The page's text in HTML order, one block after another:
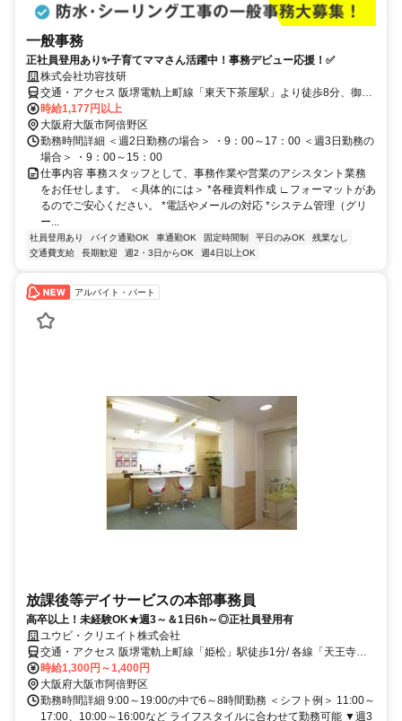
一般事務
正社員登用あり✨子育てママさん活躍中！事務デビュー応援！✅
株式会社功容技研
交通・アクセス 阪堺電軌上町線「東天下茶屋駅」より徒歩8分、御堂
筋線「昭和町駅」より徒歩20分、各線「天下茶屋駅」より徒歩15
分、各線「天王寺駅」より徒歩25分＊バイク通勤・自転車通勤OK
時給1,177円以上
大阪府大阪市阿倍野区
勤務時間詳細 ＜週2日勤務の場合＞ ・9：00～17：00 ＜週3日勤務の
場合＞ ・9：00～15：00
仕事内容 事務スタッフとして、事務作業や営業のアシスタント業務
をお任せします。 ＜具体的には＞ *各種資料作成 ∟フォーマットがあ
るのでご安心ください。 *電話やメールの対応 *システム管理（グリ
ー...
社員登用あり バイク通勤OK 車通勤OK 固定時間制 平日のみOK
残業なし
交通費支給
長期歓迎 週2・3日からOK 週4日以上OK
アルバイト・パート
放課後等デイサービスの本部事務員
高卒以上！未経験OK★週3～＆1日6h～◎正社員登用有
ユウビ・クリエイト株式会社
交通・アクセス 阪堺電軌上町線「姫松」駅徒歩1分/ 各線「天王寺」
駅から約15分
時給1,300円～1,400円
大阪府大阪市阿倍野区
勤務時間詳細 9:00～19:00の中で6～8時間勤務 ＜シフト例＞ 11:00～
17:00、10:00～16:00など ライフスタイルに合わせて勤務可能 ▼週3